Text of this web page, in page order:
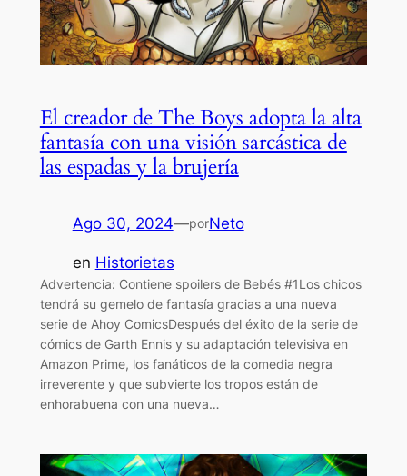
El creador de The Boys adopta la alta
fantasía con una visión sarcástica de
las espadas y la brujería
Ago 30, 2024—porNeto
en Historietas
Advertencia: Contiene spoilers de Bebés #1Los chicos
tendrá su gemelo de fantasía gracias a una nueva
serie de Ahoy ComicsDespués del éxito de la serie de
cómics de Garth Ennis y su adaptación televisiva en
Amazon Prime, los fanáticos de la comedia negra
irreverente y que subvierte los tropos están de
enhorabuena con una nueva…